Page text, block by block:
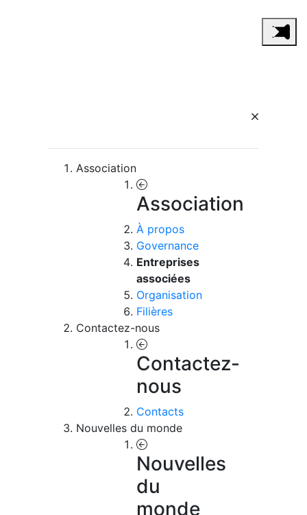
Association
Association
À propos
Governance
Entreprises
associées
Organisation
Filières
Contactez-nous
Contactez-
nous
Contacts
Nouvelles du monde
Nouvelles
du
monde